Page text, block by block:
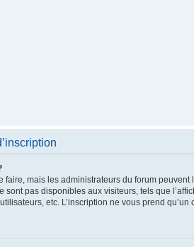
faire, mais les administrateurs du forum
pas disponibles aux visiteurs, tels que
etc. L’inscription ne vous prend